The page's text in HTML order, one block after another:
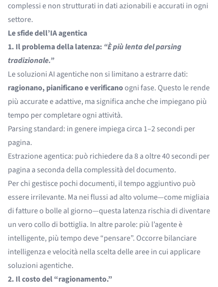
complessi e non strutturati in dati azionabili e accurati in ogni
settore.
Le sfide dell’IA agentica
1. Il problema della latenza: “È più lenta del parsing
tradizionale.”
Le soluzioni AI agentiche non si limitano a estrarre dati:
ragionano, pianificano e verificanoogni fase. Questo le rende
più accurate e adattive, ma significa anche che impiegano più
tempo per completare ogni attività.
Parsing standard: in genere impiega circa 1–2 secondi per
pagina.
Estrazione agentica: può richiedere da8 a oltre 40 secondi per
pagina a seconda della complessità del documento.
Per chi gestisce pochi documenti, il tempo aggiuntivo può
essere irrilevante. Ma nei flussi ad alto volume—come migliaia
di fatture o bolle al giorno—questa latenza rischia di diventare
un vero collo di bottiglia. In altre parole: più l’agente è
intelligente, più tempo deve “pensare”. Occorre bilanciare
intelligenza e velocità nella scelta delle aree in cui applicare
soluzioni agentiche.
2. Il costo del “ragionamento.”